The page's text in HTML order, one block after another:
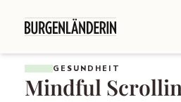
GESUNDHEIT
Mindful